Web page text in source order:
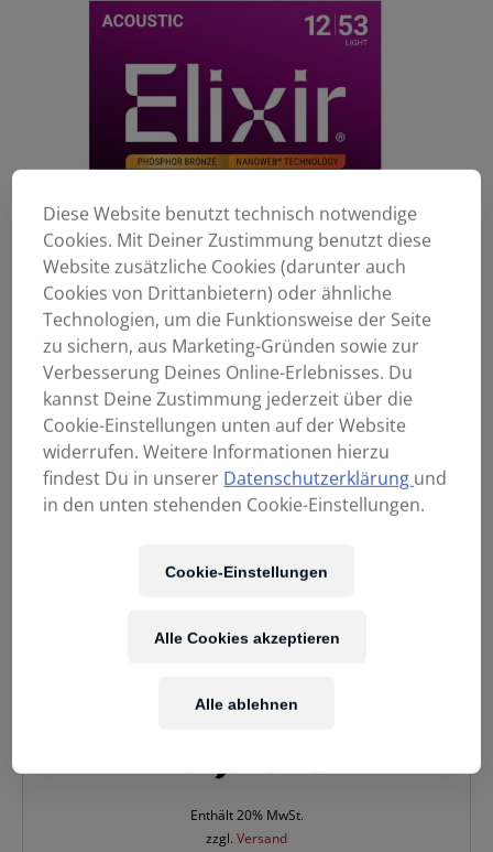
19,90€
Enthält 20% MwSt.
zzgl. Versand
Diese Website benutzt technisch notwendige
Cookies. Mit Deiner Zustimmung benutzt diese
Website zusätzliche Cookies (darunter auch
Cookies von Drittanbietern) oder ähnliche
Technologien, um die Funktionsweise der Seite
zu sichern, aus Marketing-Gründen sowie zur
Verbesserung Deines Online-Erlebnisses. Du
kannst Deine Zustimmung jederzeit über die
Cookie-Einstellungen unten auf der Website
widerrufen. Weitere Informationen hierzu
findest Du in unserer Datenschutzerklärung und
in den unten stehenden Cookie-Einstellungen.
Cookie-Einstellungen
Alle ablehnen
Alle Cookies akzeptieren